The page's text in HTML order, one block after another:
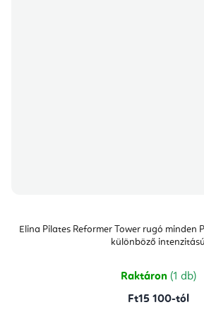
Elina Pilates Reformer Tower rugó minden
különböző intenzitású
Raktáron (1 db)
Ft15 100-tól